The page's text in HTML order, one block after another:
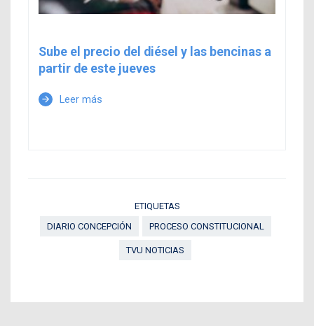
Sube el precio del diésel y las bencinas a
partir de este jueves
arrow_forward Leer más
ETIQUETAS
DIARIO CONCEPCIÓN
PROCESO CONSTITUCIONAL
TVU NOTICIAS